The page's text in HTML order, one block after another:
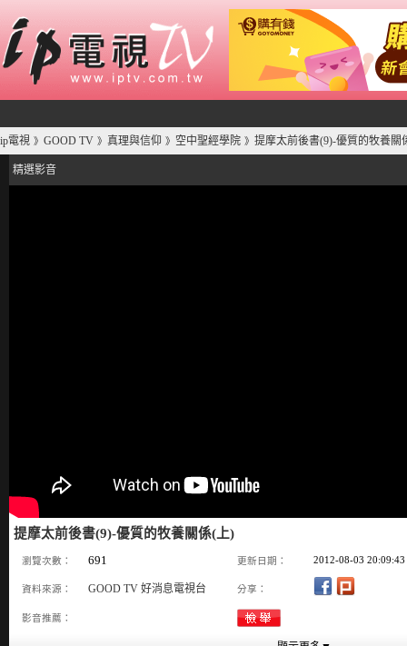
ip電視 》 GOOD TV 》 真理與信仰 》 空中聖經學院 》 提摩太前後書(9)-優質的牧養關
精選影音
提摩太前後書(9)-優質的牧養關係(上)
瀏覽次數： 691 更新日期： 2012-08-03 20:09:43
資料來源： GOOD TV 好消息電視台 分享：
影音推薦：